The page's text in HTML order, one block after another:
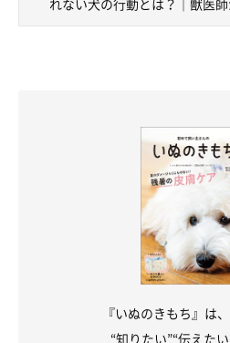
おもちゃをくわえていると階段をう
どんな理由が考えられるのでしょう
いぬのきもち獣医師相談室の山口み
れない犬の行動とは？｜獣医
『いぬのきもち』は
“知りたい”“伝えた